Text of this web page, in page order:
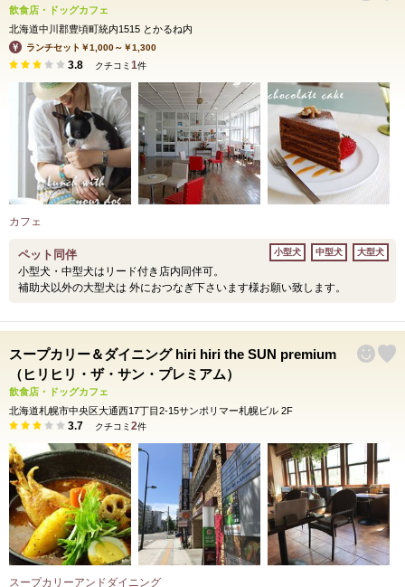
飲食店・ドッグカフェ
北海道中川郡豊頃町統内1515 とかるね内
ランチセット￥1,000～￥1,300
3.8 クチコミ 1件
カフェ
ペット同伴
小型犬・中型犬はリード付き店内同伴可。
補助犬以外の大型犬は 外におつなぎ下さいます様お願い致します。
小型犬 中型犬 大型犬
スープカリー＆ダイニング hiri hiri the SUN premium
（ヒリヒリ・ザ・サン・プレミアム）
飲食店・ドッグカフェ
北海道札幌市中央区大通西17丁目2-15サンポリマー札幌ビル 2F
3.7 クチコミ 2件
スープカリーアンドダイニング